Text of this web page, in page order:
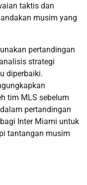
taktis dan
musim yang
pertandingan
strategi
diperbaiki.
tim MLS sebelum
pertandingan
Inter Miami untuk
tantangan musim